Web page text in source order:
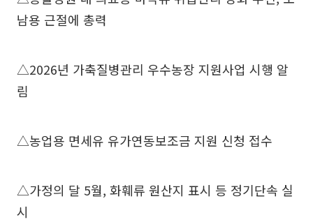
남용 근절에 총력
△2026년 가축질병관리 우수농장 지원사업 시행 알
림
△농업용 면세유 유가연동보조금 지원 신청 접수
△가정의 달 5월, 화훼류 원산지 표시 등 정기단속 실
시